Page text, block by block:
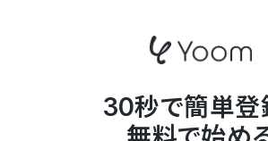
30秒で簡単登